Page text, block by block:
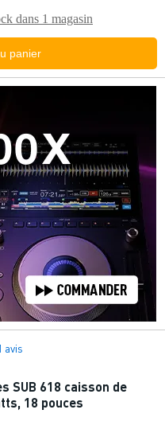
dans 1 magasin
panier
avis
SUB 618 caisson de
18 pouces